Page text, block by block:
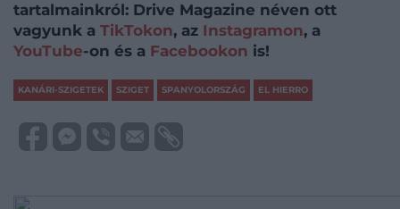
tartalmainkról: Drive Magazine néven ott
vagyunk a TikTokon, az Instagramon, a
YouTube-on és a Facebookon is!
KANÁRI-SZIGETEK SZIGET SPANYOLORSZÁG EL HIERRO